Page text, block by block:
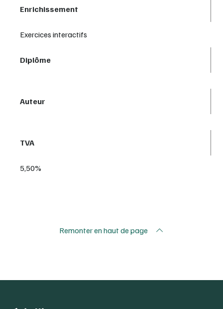
Enrichissement
Exercices interactifs
Diplôme
Auteur
TVA
5,50%
Remonter en haut de page